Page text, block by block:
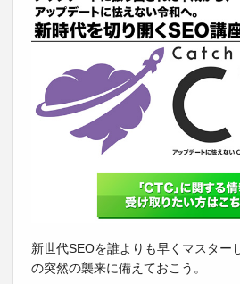
新世代SEOを誰よりも早くマスター
の突然の襲来に備えておこう。